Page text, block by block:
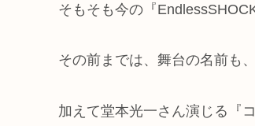
そもそも今の『
その前までは、舞台の名前も
加えて堂本光一さん演じる『